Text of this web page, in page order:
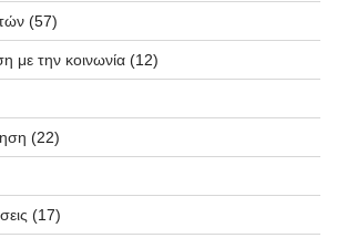
(57)
με την κοινωνία (12)
(22)
(17)